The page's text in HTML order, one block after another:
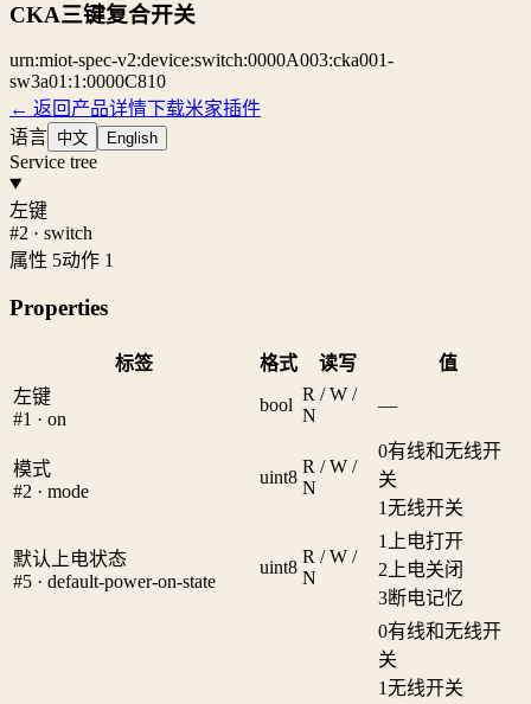
CKA三键复合开关
urn:miot-spec-v2:device:switch:0000A003:cka001-
sw3a01:1:0000C810
← 返回产品详情下载米家插件
语言 中文 English
Service tree
左键
#2 · switch
属性 5动作 1
Properties
标签 格式 读写
值
左键
#1 · on
bool
R / W /
N
—
模式
#2 · mode
uint8
R / W /
N
0有线和无线开
关
1无线开关
默认上电状态
#5 · default-power-on-state
uint8
R / W /
N
1
上电打开
2 上电关闭
3断电记忆
0有线和无线开
关
1无线开关